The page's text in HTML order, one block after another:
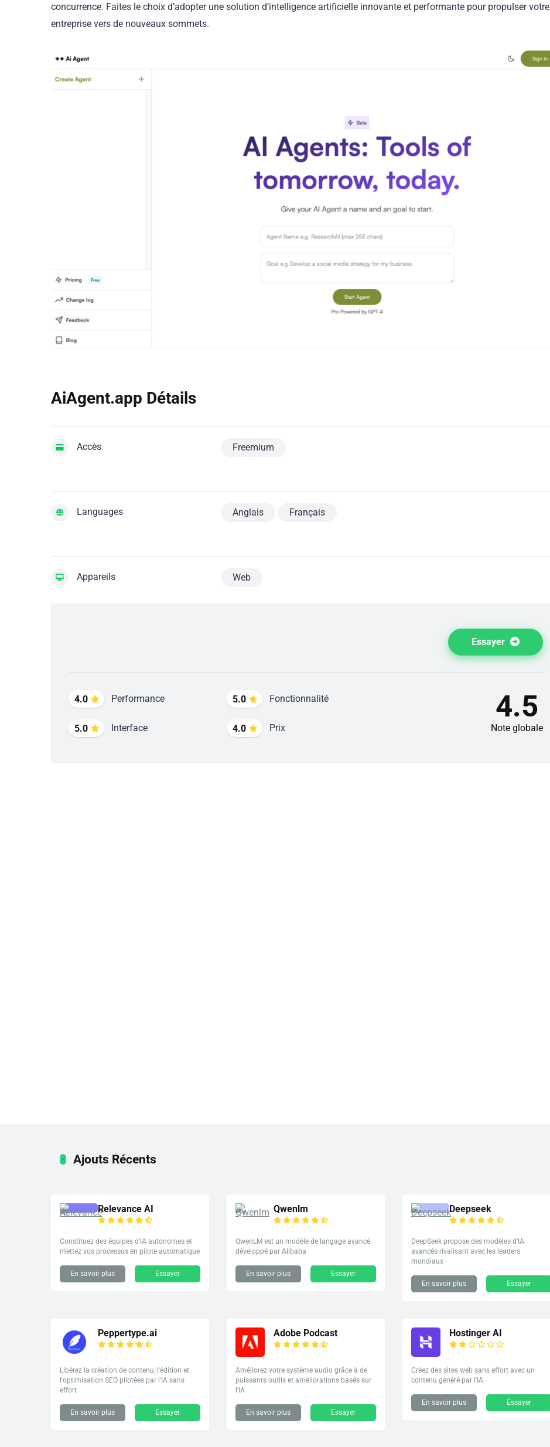
concurrence. Faites le choix d’adopter une solution d’intelligence artificielle innovante et performante pour propulser votre
entreprise vers de nouveaux sommets.
AiAgent.app Détails
Accès Freemium
Languages Anglais Français
Appareils Web
Essayer
4.0 Performance 5.0 Fonctionnalité
5.0 Interface 4.0 Prix
4.5
Note globale
Ajouts Récents
Relevance AI
Constituez des équipes d'IA autonomes et
mettez vos processus en pilote automatique
En savoir plus Essayer
Qwenlm
QwenLM est un modèle de langage avancé
développé par Alibaba
En savoir plus Essayer
Deepseek
DeepSeek propose des modèles d'IA
avancés rivalisant avec les leaders
mondiaux
En savoir plus Essayer
Peppertype.ai
Libérez la création de contenu, l'édition et
l'optimisation SEO pilotées par l'IA sans
effort
En savoir plus Essayer
Adobe Podcast
Améliorez votre système audio grâce à de
puissants outils et améliorations basés sur
l'IA
En savoir plus Essayer
Hostinger AI
Créez des sites web sans effort avec un
contenu généré par l'IA
En savoir plus Essayer